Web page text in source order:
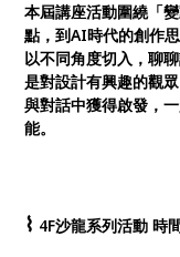
本屆講座活動圍繞「
點，到AI時代的創作
以不同角度切入，聊
是對設計有興趣的觀
與對話中獲得啟發，
能。
⌇ 4F沙龍系列活動 時